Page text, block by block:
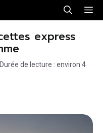
express
Durée de lecture : environ 4